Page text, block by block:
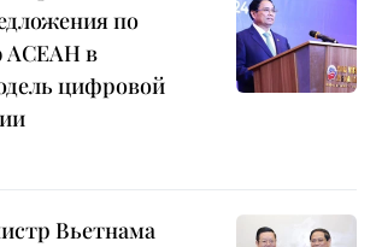
по
АСЕАН в
цифровой
Вьетнама